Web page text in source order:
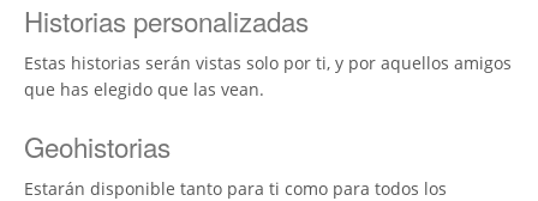
Historias personalizadas
Estas historias serán vistas solo por ti, y por aquellos amigos
que has elegido que las vean.
Geohistorias
Estarán disponible tanto para ti como para todos los